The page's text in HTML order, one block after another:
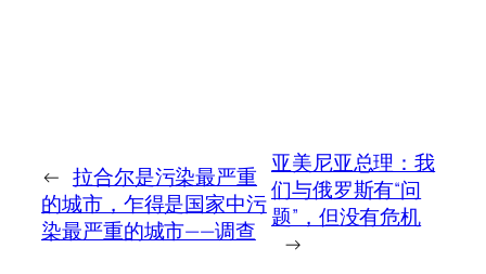
← 拉合尔是污染最严重
的城市，乍得是国家中污
染最严重的城市——调查
亚美尼亚总理：我
们与俄罗斯有“问
题”，但没有危机
→